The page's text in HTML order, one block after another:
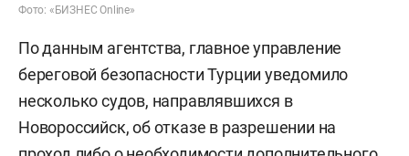
Фото: «БИЗНЕС Online»
По данным агентства, главное управление
береговой безопасности Турции уведомило
несколько судов, направлявшихся в
Новороссийск, об отказе в разрешении на